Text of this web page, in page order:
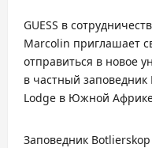
GUESS в
Marcolin приглашает
отправиться в новое
в частный
Lodge в Южной
Заповедник